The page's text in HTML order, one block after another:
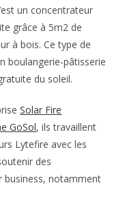
un concentrateur
grâce à 5m2 de
à bois. Ce type de
boulangerie-pâtisserie
du soleil.
Solar Fire
GoSol, ils travaillent
Lytefire avec les
des
business, notamment